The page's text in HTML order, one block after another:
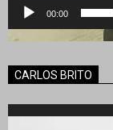
00:00
CARLOS BRITO
Reproductor